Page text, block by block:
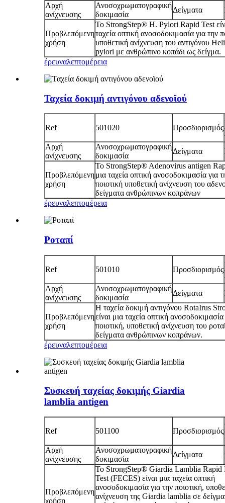
Αρχή
ανίχνευσης
Ανοσοχρωματογραφική
δοκιμασία
Δείγματα
Προβλεπόμενη
χρήση
Το StrongStep® Η. Pylori Rapid Test
ταχεία οπτική ανοσοδοκιμασία για την
υποθετική ανίχνευση του αντιγόνου
pylori με ανθρώπινο κοπάδι ως δείγμα.
έρευναλεπτομέρεια
Ταχεία δοκιμή αντιγόνου αδενοϊού
Ref 501020 Προσδιορισμός
Αρχή
ανίχνευσης
Ανοσοχρωματογραφική
δοκιμασία
Δείγματα
Προβλεπόμενη
χρήση
Το StrongStep® Adenovirus antigen
μια ταχεία οπτική ανοσοδοκιμασία για
ποιοτική υποθετική ανίχνευση του
δείγματα ανθρώπινων κοπράνων
έρευναλεπτομέρεια
Ροταπί
Ref 501010 Προσδιορισμός
Αρχή
ανίχνευσης
Ανοσοχρωματογραφική
δοκιμασία
Δείγματα
Προβλεπόμενη
χρήση
Η ταχεία δοκιμή αντιγόνου RotaIrus
είναι μια ταχεία οπτική ανοσοδοκιμασία
ποιοτική, υποθετική ανίχνευση του
δείγματα ανθρώπινων κοπράνων.
έρευναλεπτομέρεια
Συσκευή ταχείας δοκιμής Giardia
lamblia antigen
Ref 501100 Προσδιορισμός
Αρχή
ανίχνευσης
Ανοσοχρωματογραφική
δοκιμασία
Δείγματα
Προβλεπόμενη
χρήση
Το StrongStep® Giardia Lamblia Rapid
Test (FECES) είναι μια ταχεία οπτική
ανοσοδοκιμασία για την ποιοτική,
ανίχνευση της Giardia lamblia σε